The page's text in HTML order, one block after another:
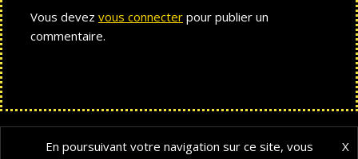
Vous devez vous connecter pour publier un
commentaire.
En poursuivant votre navigation sur ce site, vous
X